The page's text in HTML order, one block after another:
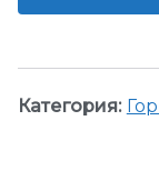
Категория: